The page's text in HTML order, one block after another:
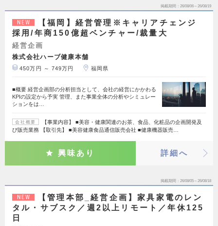
掲載期間 26/08/06～26/08/19
NEW
【福岡】経営管理※キャリアチェンジ
採用/年商150億超ベンチャー/裁量大
経営企画
株式会社ハーブ健康本舗
450万円 ～ 749万円 福岡県
■概要 経営企画部の分析担当として、会社の経営にかかわる
KPIの設定から予実 管理、また事業全体の分析やシミュレー
ションをは…
会社概要
【事業内容】 ■美容・健康関連のお茶、食品、化粧品の企画開発及
び販売業務 【取引先】 ■美容健康食品通信販売会社 ■健康機器販売…
興味あり 詳細へ
掲載期間 26/08/05～26/08/18
NEW
【管理本部_経営企画】家具家電のレン
タル・サブスク／週2以上リモート／年休125
日